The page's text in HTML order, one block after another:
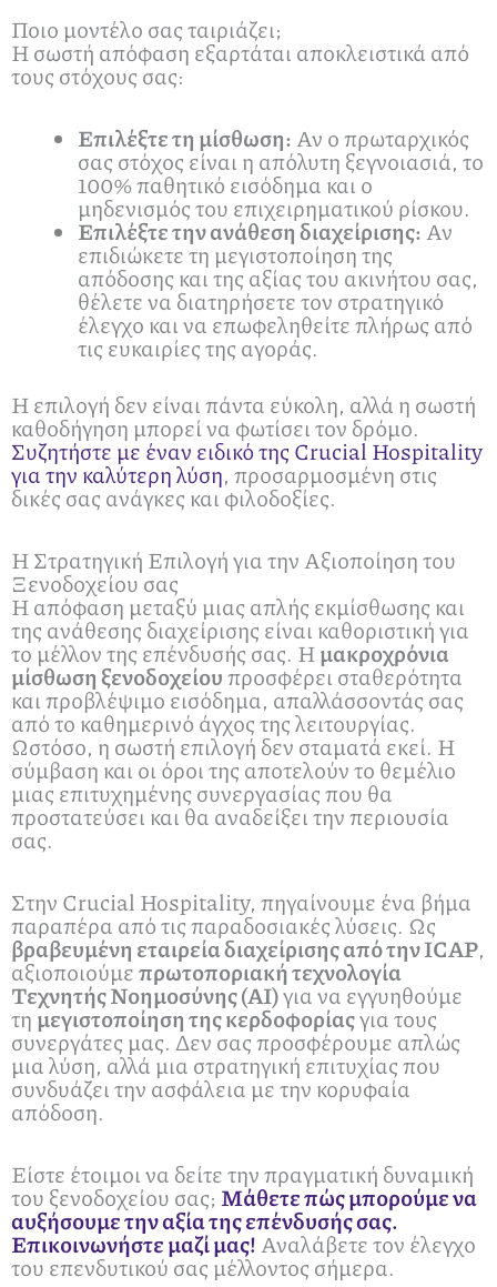
Ποιο μοντέλο σας ταιριάζει;
Η σωστή απόφαση εξαρτάται αποκλειστικά από
τους στόχους σας:
Επιλέξτε τη μίσθωση:Αν ο πρωταρχικός
σας στόχος είναι η απόλυτη ξεγνοιασιά, το
100% παθητικό εισόδημα και ο
μηδενισμός του επιχειρηματικού ρίσκου.
Επιλέξτε την ανάθεση διαχείρισης:Αν
επιδιώκετε τη μεγιστοποίηση της
απόδοσης και της αξίας του ακινήτου σας,
θέλετε να διατηρήσετε τον στρατηγικό
έλεγχο και να επωφεληθείτε πλήρως από
τις ευκαιρίες της αγοράς.
Η επιλογή δεν είναι πάντα εύκολη, αλλά η σωστή
καθοδήγηση μπορεί να φωτίσει τον δρόμο.
Συζητήστε με έναν ειδικό της Crucial Hospitality
για την καλύτερη λύση, προσαρμοσμένη στις
δικές σας ανάγκες και φιλοδοξίες.
Η Στρατηγική Επιλογή για την Αξιοποίηση του
Ξενοδοχείου σας
Η απόφαση μεταξύ μιας απλής εκμίσθωσης και
της ανάθεσης διαχείρισης είναι καθοριστική για
το μέλλον της επένδυσής σας. Ημακροχρόνια
μίσθωση ξενοδοχείουπροσφέρει σταθερότητα
και προβλέψιμο εισόδημα, απαλλάσσοντάς σας
από το καθημερινό άγχος της λειτουργίας.
Ωστόσο, η σωστή επιλογή δεν σταματά εκεί. Η
σύμβαση και οι όροι της αποτελούν το θεμέλιο
μιας επιτυχημένης συνεργασίας που θα
προστατεύσει και θα αναδείξει την περιουσία
σας.
Στην Crucial Hospitality, πηγαίνουμε ένα βήμα
παραπέρα από τις παραδοσιακές λύσεις. Ως
βραβευμένη εταιρεία διαχείρισης από την ICAP,
αξιοποιούμεπρωτοποριακή τεχνολογία
Τεχνητής Νοημοσύνης (ΑΙ)για να εγγυηθούμε
τη μεγιστοποίηση της κερδοφορίαςγια τους
συνεργάτες μας. Δεν σας προσφέρουμε απλώς
μια λύση, αλλά μια στρατηγική επιτυχίας που
συνδυάζει την ασφάλεια με την κορυφαία
απόδοση.
Είστε έτοιμοι να δείτε την πραγματική δυναμική
του ξενοδοχείου σας; Μάθετε πώς μπορούμε να
αυξήσουμε την αξία της επένδυσής σας.
Επικοινωνήστε μαζί μας!Αναλάβετε τον έλεγχο
του επενδυτικού σας μέλλοντος σήμερα.